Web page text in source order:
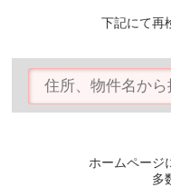
物件を探す
購入TOP
条件から探す
住宅ローン控除シミュレータ
下記にて再
ホームページ
多